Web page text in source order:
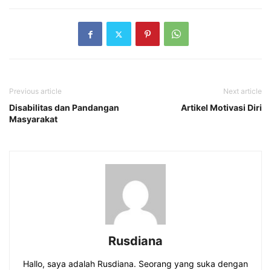
Previous article
Disabilitas dan Pandangan
Masyarakat
Next article
Artikel Motivasi Diri
Rusdiana
Hallo, saya adalah Rusdiana. Seorang yang suka dengan